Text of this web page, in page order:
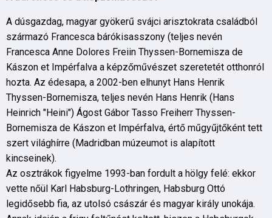
A dúsgazdag, magyar gyökerű svájci arisztokrata családból
származó Francesca bárókisasszony (teljes nevén
Francesca Anne Dolores Freiin Thyssen-Bornemisza de
Kászon et Impérfalva a képzőművészet szeretetét otthonról
hozta. Az édesapa, a 2002-ben elhunyt Hans Henrik
Thyssen-Bornemisza, teljes nevén Hans Henrik (Hans
Heinrich "Heini") Ágost Gábor Tasso Freiherr Thyssen-
Bornemisza de Kászon et Impérfalva, értő műgyűjtőként tett
szert világhírre (Madridban múzeumot is alapított
kincseinek).
Az osztrákok figyelme 1993-ban fordult a hölgy felé: ekkor
vette nőül Karl Habsburg-Lothringen, Habsburg Ottó
legidősebb fia, az utolsó császár és magyar király unokája.